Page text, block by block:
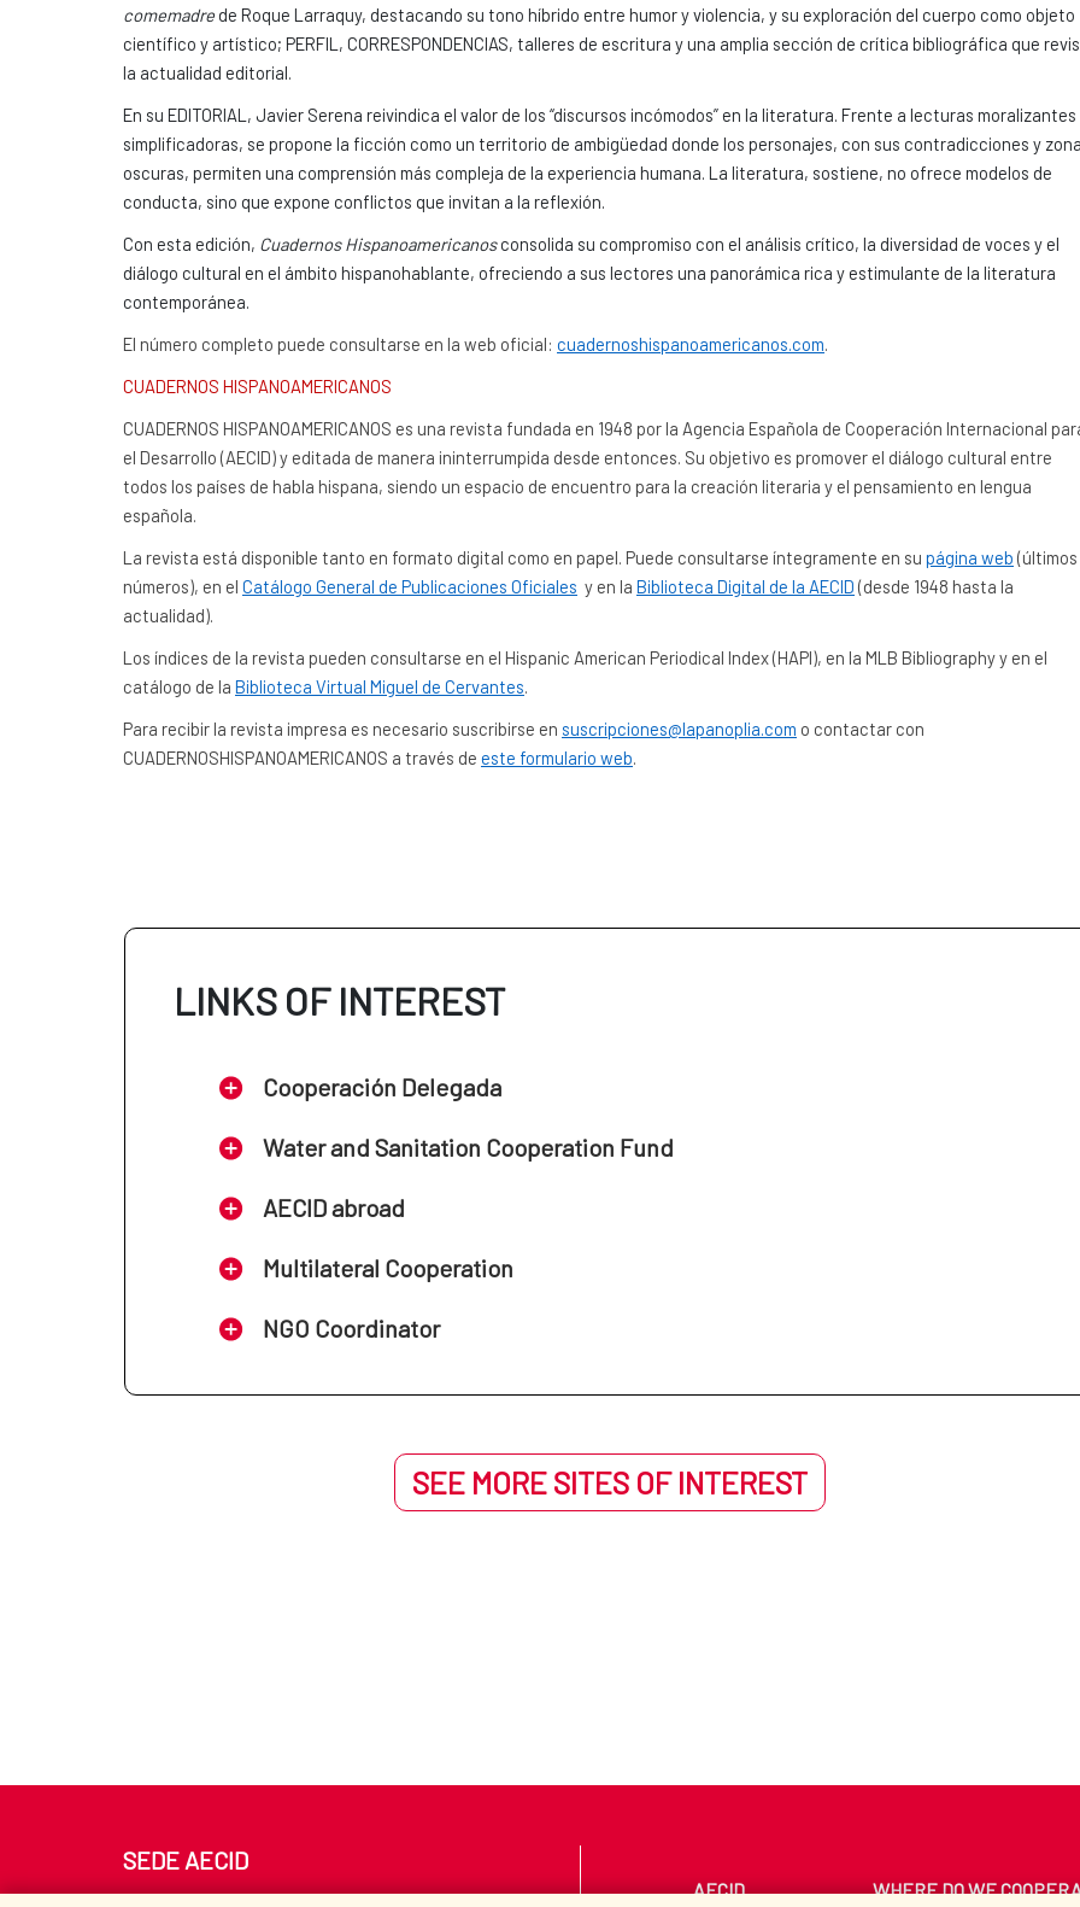
comemadre de Roque Larraquy, destacando su tono híbrido entre humor y violencia, y su exploración del cuerpo como objeto
científico y artístico; PERFIL, CORRESPONDENCIAS, talleres de escritura y una amplia sección de crítica bibliográfica que
la actualidad editorial.
En su EDITORIAL, Javier Serena reivindica el valor de los “discursos incómodos” en la literatura. Frente a lecturas moralizantes
simplificadoras, se propone la ficción como un territorio de ambigüedad donde los personajes, con sus contradicciones y
oscuras, permiten una comprensión más compleja de la experiencia humana. La literatura, sostiene, no ofrece modelos de
conducta, sino que expone conflictos que invitan a la reflexión.
Con esta edición, Cuadernos Hispanoamericanosconsolida su compromiso con el análisis crítico, la diversidad de voces y el
diálogo cultural en el ámbito hispanohablante, ofreciendo a sus lectores una panorámica rica y estimulante de la literatura
contemporánea.
El número completo puede consultarse en la web oficial: cuadernoshispanoamericanos.com.
CUADERNOS HISPANOAMERICANOS
CUADERNOS HISPANOAMERICANOS es una revista fundada en 1948 por la Agencia Española de Cooperación Internacional
el Desarrollo (AECID) y editada de manera ininterrumpida desde entonces. Su objetivo es promover el diálogo cultural entre
todos los países de habla hispana, siendo un espacio de encuentro para la creación literaria y el pensamiento en lengua
española.
La revista está disponible tanto en formato digital como en papel. Puede consultarse íntegramente en su página web (últimos
números), en el Catálogo General de Publicaciones Oficiales y en la Biblioteca Digital de la AECID (desde 1948 hasta la
actualidad).
Los índices de la revista pueden consultarse en el Hispanic American Periodical Index (HAPI), en la MLB Bibliography y en el
catálogo de la Biblioteca Virtual Miguel de Cervantes.
Para recibir la revista impresa es necesario suscribirse en suscripciones@lapanoplia.com o contactar con
CUADERNOSHISPANOAMERICANOS a través de este formulario web.
LINKS OF INTEREST
Cooperación Delegada
Water and Sanitation Cooperation Fund
AECID abroad
Multilateral Cooperation
NGO Coordinator
SEE MORE SITES OF INTEREST
SEDE AECID
AECID WHERE DO WE